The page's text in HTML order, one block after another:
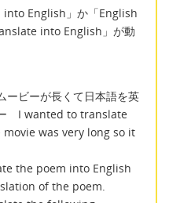
into English」か「English
into English」が動
ービーが長くて日本語を英
I wanted to translate
was very long so it
the poem into English
of the poem.